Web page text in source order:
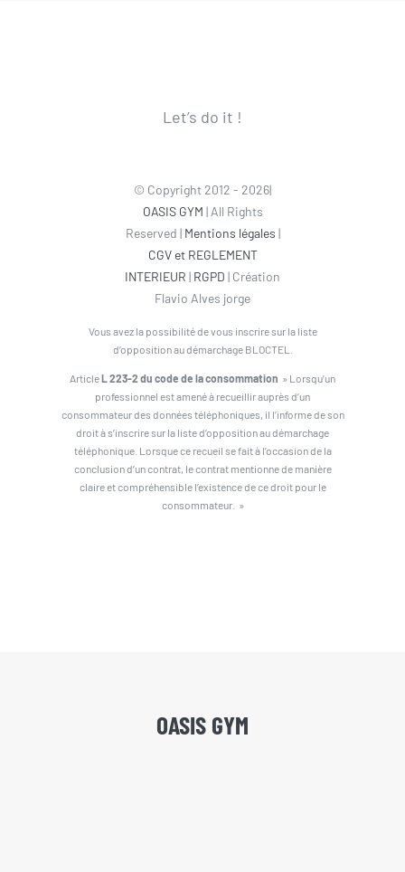
Let’s do it !
© Copyright 2012 - 2026|
OASIS GYM | All Rights
Reserved | Mentions légales |
CGV et REGLEMENT
INTERIEUR | RGPD | Création
Flavio Alves jorge
Vous avez la possibilité de vous inscrire sur la liste
d’opposition au démarchage BLOCTEL.
ArticleL 223-2 du code de la consommation » Lorsqu’un
professionnel est amené à recueillir auprès d’un
consommateur des données téléphoniques, il l’informe de son
droit à s’inscrire sur la liste d’opposition au démarchage
téléphonique. Lorsque ce recueil se fait à l’occasion de la
conclusion d’un contrat, le contrat mentionne de manière
claire et compréhensible l’existence de ce droit pour le
consommateur. »
OASIS GYM